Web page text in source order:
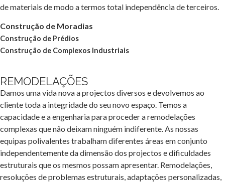
de materiais de modo a termos total independência de terceiros.
Construção de Moradias
Construção de Prédios
Construção de Complexos Industriais
REMODELAÇÕES
Damos uma vida nova a projectos diversos e devolvemos ao
cliente toda a integridade do seu novo espaço. Temos a
capacidade e a engenharia para proceder a remodelações
complexas que não deixam ninguém indiferente. As nossas
equipas polivalentes trabalham diferentes áreas em conjunto
independentemente da dimensão dos projectos e dificuldades
estruturais que os mesmos possam apresentar. Remodelações,
resoluções de problemas estruturais, adaptações personalizadas,